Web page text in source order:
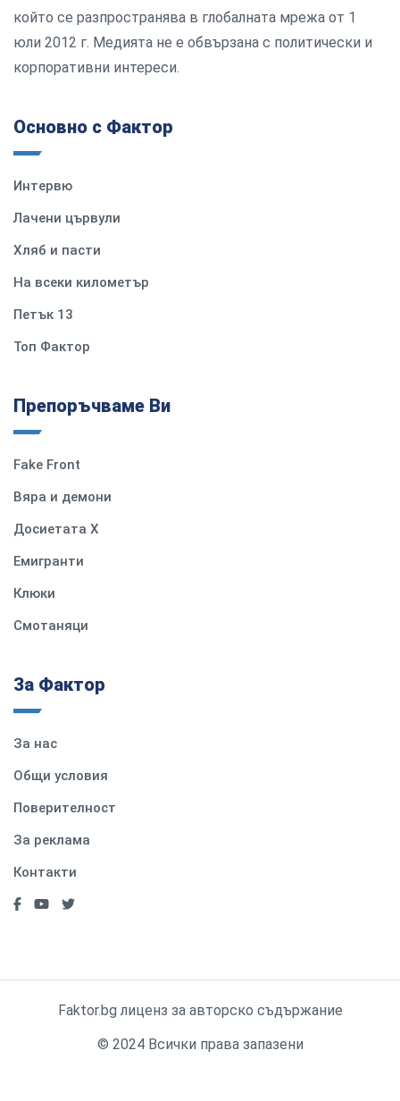
който се разпространява в глобалната мрежа от 1
юли 2012 г. Медията не е обвързана с политически и
корпоративни интереси.
Основно с Фактор
Интервю
Лачени цървули
Хляб и пасти
На всеки километър
Петък 13
Топ Фактор
Препоръчваме Ви
Fake Front
Вяра и демони
Досиетата Х
Емигранти
Клюки
Смотаняци
За Фактор
За нас
Общи условия
Поверителност
За реклама
Контакти
Faktor.bg лиценз за авторско съдържание
© 2024 Всички права запазени